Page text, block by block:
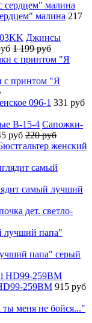
малина 217
Джинсы
1 199 руб
с принтом "Я
096-1 331 руб
Сапожки-
руб 220 руб
женский
самый лучший
дет. светло-
папа" серый
259BM 915 руб